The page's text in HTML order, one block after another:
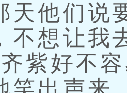
天他们说
不想让我
紫好不